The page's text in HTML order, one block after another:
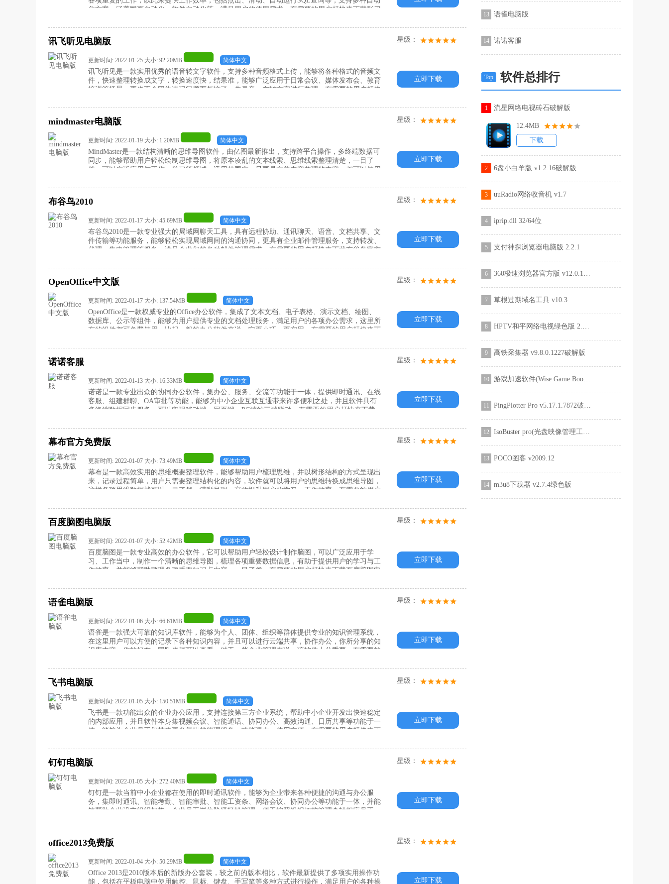
化方案，涵盖网页自动化、软件自动化等，满足用户的使用需求，有需要的用户赶快来下载影刀
讯飞听见电脑版
更新时间: 2022-01-25 大小: 92.20MB 简体中文
讯飞听见是一款实用优秀的语音转文字软件，支持多种音频格式上传，能够将各种格式的音频文
件，快速整理转换成文字，转换速度快，结果准，能够广泛应用于日常会议、媒体发布会、教育
培训等场景，再也不会因为速记问题而烦恼了，先录音，在转文字进行整理，有需要的用户赶快
星级：
立即下载
mindmaster电脑版
更新时间: 2022-01-19 大小: 1.20MB 简体中文
MindMaster是一款结构清晰的思维导图软件，由亿图最新推出，支持跨平台操作，多终端数据可
同步，能够帮助用户轻松绘制思维导图，将原本凌乱的文本线索、思维线索整理清楚，一目了
然，可以广泛应用与工作、学习等领域，适用范围广，只要是有关内容整理的内容，都可以使用
星级：
立即下载
布谷鸟2010
更新时间: 2022-01-17 大小: 45.69MB 简体中文
布谷鸟2010是一款专业强大的局域网聊天工具，具有远程协助、通讯聊天、语音、文档共享、文
件传输等功能服务，能够轻松实现局域网间的沟通协同，更具有企业邮件管理服务，支持转发、
代理，集中管理等服务，满足企业们的各种邮件管理需求，有需要的用户赶快来下载布谷鸟官方
星级：
立即下载
OpenOffice中文版
更新时间: 2022-01-17 大小: 137.54MB 简体中文
OpenOffice是一款权威专业的Office办公软件，集成了文本文档、电子表格、演示文档、绘图、
数据库、公示等组件，能够为用户提供专业的文档处理服务，满足用户的各项办公需求，这里所
有的组件都可免费使用，比起一般的办公软件来说，它更小巧，更实用，有需要的用户赶快来下
星级：
立即下载
诺诺客服
更新时间: 2022-01-13 大小: 16.33MB 简体中文
诺诺是一款专业出众的协同办公软件，集办公、服务、交流等功能于一体，提供即时通讯、在线
客服、组建群聊、OA审批等功能，能够为中小企业互联互通带来许多便利之处，并且软件具有
多终端数据同步服务，可以实现移动端、网页端、PC端的三端联动，有需要的用户赶快来下载
星级：
立即下载
幕布官方免费版
更新时间: 2022-01-07 大小: 73.49MB 简体中文
幕布是一款高效实用的思维概要整理软件，能够帮助用户梳理思维，并以树形结构的方式呈现出
来，记录过程简单，用户只需要整理结构化的内容，软件就可以将用户的思维转换成思维导图，
这样各项思维数据就可以一目了然，清晰呈现，高效提升用户的学习、工作效率，有需要的用户
星级：
立即下载
百度脑图电脑版
更新时间: 2022-01-07 大小: 52.42MB 简体中文
百度脑图是一款专业高效的办公软件，它可以帮助用户轻松设计制作脑图，可以广泛应用于学
习、工作当中，制作一个清晰的思维导图，梳理各项重要数据信息，有助于提供用户的学习与工
作效率，并能够帮助整理各项重要知识点内容，一目了然，有需要的用户赶快来下载百度脑图电
星级：
立即下载
语雀电脑版
更新时间: 2022-01-06 大小: 66.61MB 简体中文
语雀是一款强大可靠的知识库软件，能够为个人、团体、组织等群体提供专业的知识管理系统，
在这里用户可以方便的记录下各种知识内容，并且可以进行云端共享，协作办公，你所分享的知
识库内容，你的好友、团队也都可以查看，对于一些企业管理来说，该软件十分重要，有需要的
星级：
立即下载
飞书电脑版
更新时间: 2022-01-05 大小: 150.51MB 简体中文
飞书是一款功能出众的企业办公应用，支持连接第三方企业系统，帮助中小企业开发出快速稳定
的内部应用，并且软件本身集视频会议、智能通话、协同办公、高效沟通、日历共享等功能于一
体，能够为企业员工们带来更多便捷的管理服务，功能强大，使用方便，有需要的用户赶快来下
星级：
立即下载
钉钉电脑版
更新时间: 2022-01-05 大小: 272.40MB 简体中文
钉钉是一款当前中小企业都在使用的即时通讯软件，能够为企业带来各种便捷的沟通与办公服
务，集即时通讯、智能考勤、智能审批、智能工资条、网络会议、协同办公等功能于一体，并能
够帮助企业设立组织架构，企业员工岗位阶级轻松管理，便于按照组织架构管理查找相应员工，
星级：
立即下载
office2013免费版
更新时间: 2022-01-04 大小: 50.29MB 简体中文
Office 2013是2010版本后的新版办公套装，较之前的版本相比，软件最新提供了多项实用操作功
能，包括在平板电脑中使用触控、鼠标、键盘、手写笔等多种方式进行操作，满足用户的各种操
星级：
立即下载
13 语雀电脑版
14 诺诺客服
Top 软件总排行
1 流星网络电视砖石破解版
12.4MB
下载
2 6盘小白羊版 v1.2.16破解版
3 uuRadio网络收音机 v1.7
4 iprip.dll 32/64位
5 支付神探浏览器电脑版 2.2.1
6 360极速浏览器官方版 v12.0.1524.0
7 草根过期域名工具 v10.3
8 HPTV和平网络电视绿色版 2.8.9
9 高铁采集器 v9.8.0.1227破解版
10 游戏加速软件(Wise Game Booster) v1.54.78中文版
11 PingPlotter Pro v5.17.1.7872破解版
12 IsoBuster pro(光盘映像管理工具) V3.5中文破解版
13 POCO图客 v2009.12
14 m3u8下载器 v2.7.4绿色版